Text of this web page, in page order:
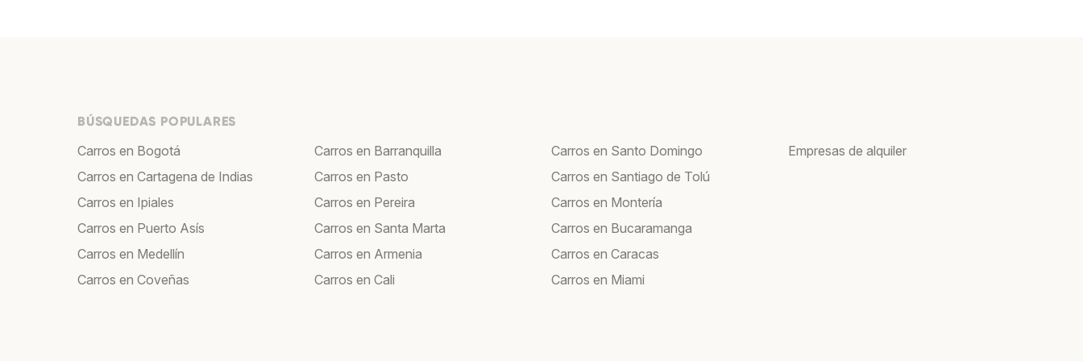
BÚSQUEDAS POPULARES
Carros en Bogotá
Carros en Cartagena de Indias
Carros en Ipiales
Carros en Puerto Asís
Carros en Medellín
Carros en Coveñas
Carros en Barranquilla
Carros en Pasto
Carros en Pereira
Carros en Santa Marta
Carros en Armenia
Carros en Cali
Carros en Santo Domingo
Carros en Santiago de Tolú
Carros en Montería
Carros en Bucaramanga
Carros en Caracas
Carros en Miami
Empresas de alquiler